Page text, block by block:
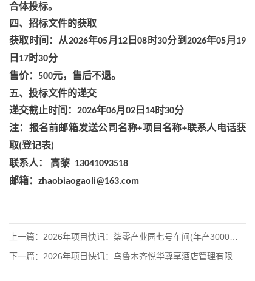
合体投标。
四、招标文件的获取
获取时间：从2026年05月 12日08 时30分到 2026年05月 19
日 17时30分
售价： 500元，售后不退。
五、投标文件的递交
递交截止时间： 2026年06月 02 日 14时30分
注：报名前邮箱发送公司名称+项目名称+联系人电话获
取(登记表)
联系人： 高黎 13041093518
邮箱： zhaobiaogaoli@163.com
上一篇： 2026年项目快讯：柒零产业园七号车间(年产3000吨生物制
下一篇： 2026年项目快讯：乌鲁木齐悦华尊享酒店管理有限公司2026